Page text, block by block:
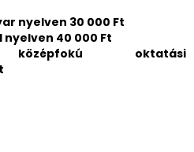
nyelven 30 000 Ft
40 000 Ft
középfokú oktatási